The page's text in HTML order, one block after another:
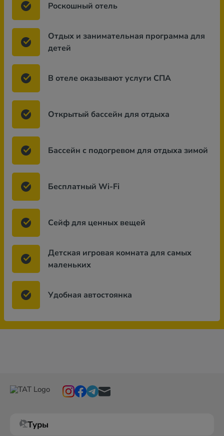
Роскошный отель
Отдых и занимательная программа для
детей
В отеле оказывают услуги СПА
Открытый бассейн для отдыха
Бассейн с подогревом для отдыха зимой
Бесплатный Wi-Fi
Сейф для ценных вещей
Детская игровая комната для самых
маленьких
Удобная автостоянка
Туры